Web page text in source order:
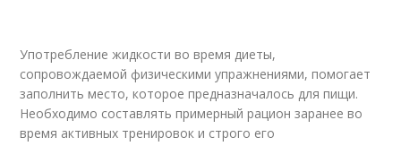
Употребление жидкости во время диеты,
сопровождаемой физическими упражнениями, помогает
заполнить место, которое предназначалось для пищи.
Необходимо составлять примерный рацион заранее во
время активных тренировок и строго его